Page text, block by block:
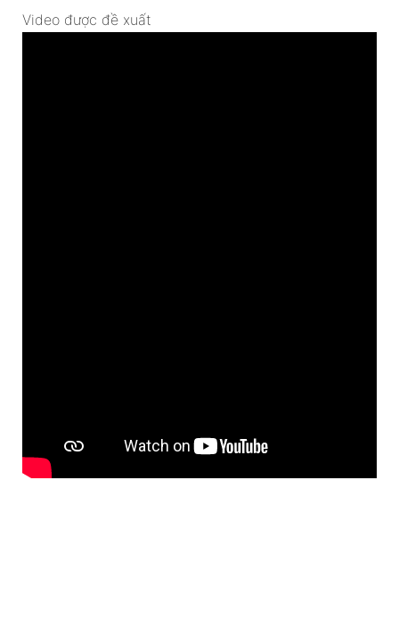
Video được đề xuất